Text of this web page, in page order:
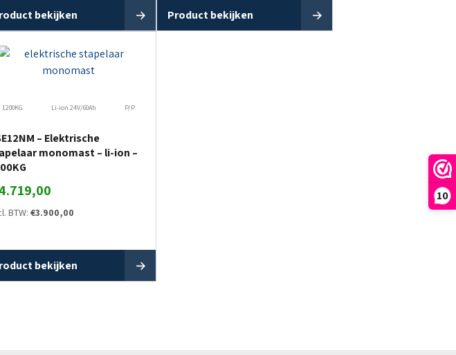
10
bekijken Product bekijken
1200KG Li-ion 24V/60Ah P/P
– Elektrische
monomast – li-ion –
BTW: €3.900,00
bekijken